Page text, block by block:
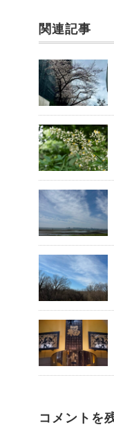
関連記事
コメントを